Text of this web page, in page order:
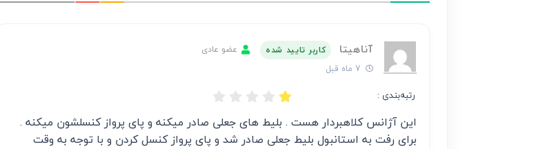
عهده
نویسنده
است
آناهیتا کاربر تایید شده
عضو عادی
رتبه‌بندی :
این آژانس کلاهبردار هست . بلیط های جعلی صادر میکنه و پای پرواز کنسلشون میکنه .
برای رفت به استانبول بلیط جعلی صادر شد و پای پرواز کنسل کردن و با توجه به وقت